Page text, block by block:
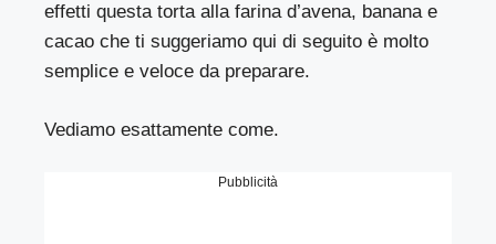
effetti questa torta alla farina d’avena, banana e
cacao che ti suggeriamo qui di seguito è molto
semplice e veloce da preparare.
Vediamo esattamente come.
Pubblicità